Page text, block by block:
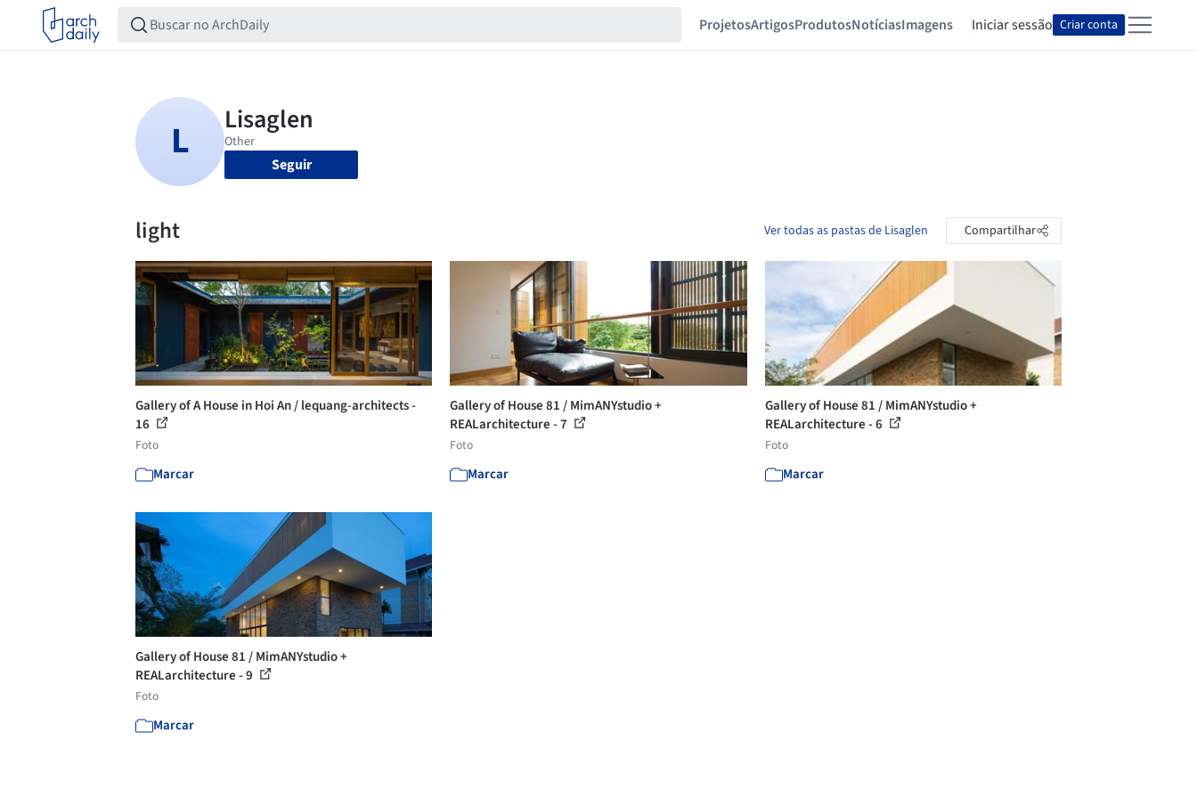
ProjetosArtigosProdutosNotíciasImagens Iniciar sessão Criar conta
Seguir
light Ver todas as pastas de Lisaglen Compartilhar
Gallery of A House in Hoi An / lequang-architects -
16
Foto
Marcar
Gallery of House 81 / MimANYstudio +
REALarchitecture - 7
Foto
Marcar
Gallery of House 81 / MimANYstudio +
REALarchitecture - 6
Foto
Marcar
Gallery of House 81 / MimANYstudio +
REALarchitecture - 9
Foto
Marcar